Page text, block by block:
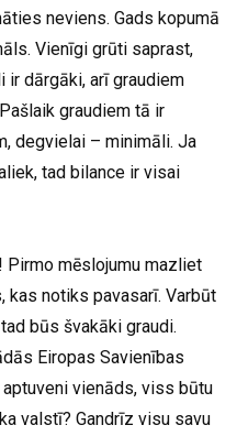
neviens. Gads kopumā
Vienīgi grūti saprast,
ir dārgāki, arī graudiem
graudiem tā ir
degvielai – minimāli. Ja
tad bilance ir visai
Pirmo mēslojumu mazliet
kas notiks pavasarī. Varbūt
būs švakāki graudi.
Eiropas Savienības
vienāds, viss būtu
valstī? Gandrīz visu savu